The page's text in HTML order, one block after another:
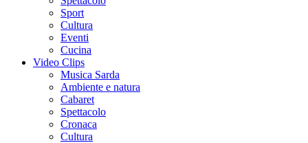
Sport
Cultura
Eventi
Cucina
Video Clips
Musica Sarda
Ambiente e natura
Cabaret
Spettacolo
Cronaca
Cultura